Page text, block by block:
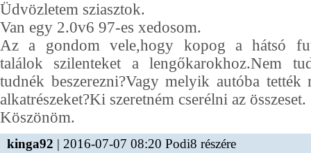
Üdvözletem sziasztok.
Van egy 2.0v6 97-es xedosom.
Az a gondom vele,hogy kopog a hátsó
találok szilenteket a lengőkarokhoz.Nem
tudnék beszerezni?Vagy melyik autóba tették
alkatrészeket?Ki szeretném cserélni az összeset.
Köszönöm.
kinga92 | 2016-07-07 08:20 Podi8 részére